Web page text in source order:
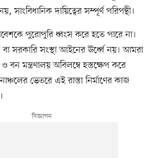
দায়িত্বের সম্পূর্ণ পরিপন্থী।
পুরোপুরি ধ্বংস করে হতে পারে না।
সরকারি সংস্থা আইনের ঊর্ধ্বে নয়। আমরা
মন্ত্রণালয় অবিলম্বে হস্তক্ষেপ করে
ভেতরে এই রাস্তা নির্মাণের কাজ